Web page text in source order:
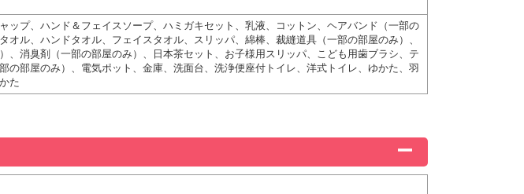
ップ、ハンド＆フェイスソープ、ハミガキセット、乳液、コットン、ヘアバンド（一部の
ル、ハンドタオル、フェイスタオル、スリッパ、綿棒、裁縫道具（一部の部屋のみ）、
、消臭剤（一部の部屋のみ）、日本茶セット、お子様用スリッパ、こども用歯ブラシ、テ
の部屋のみ）、電気ポット、金庫、洗面台、洗浄便座付トイレ、洋式トイレ、ゆかた、羽
た